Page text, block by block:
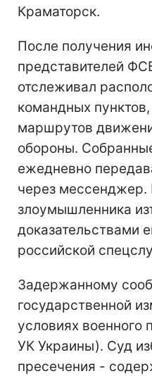
Краматорск.
После получения
представителей
отслеживал
командных
маршрутов
обороны.
ежедневно
через мессенджер.
злоумышленника
доказательствами
российской
Задержанному
государственной
условиях военного
УК Украины). Суд
пресечения -